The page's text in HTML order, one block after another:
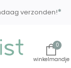
verzonden!*
0